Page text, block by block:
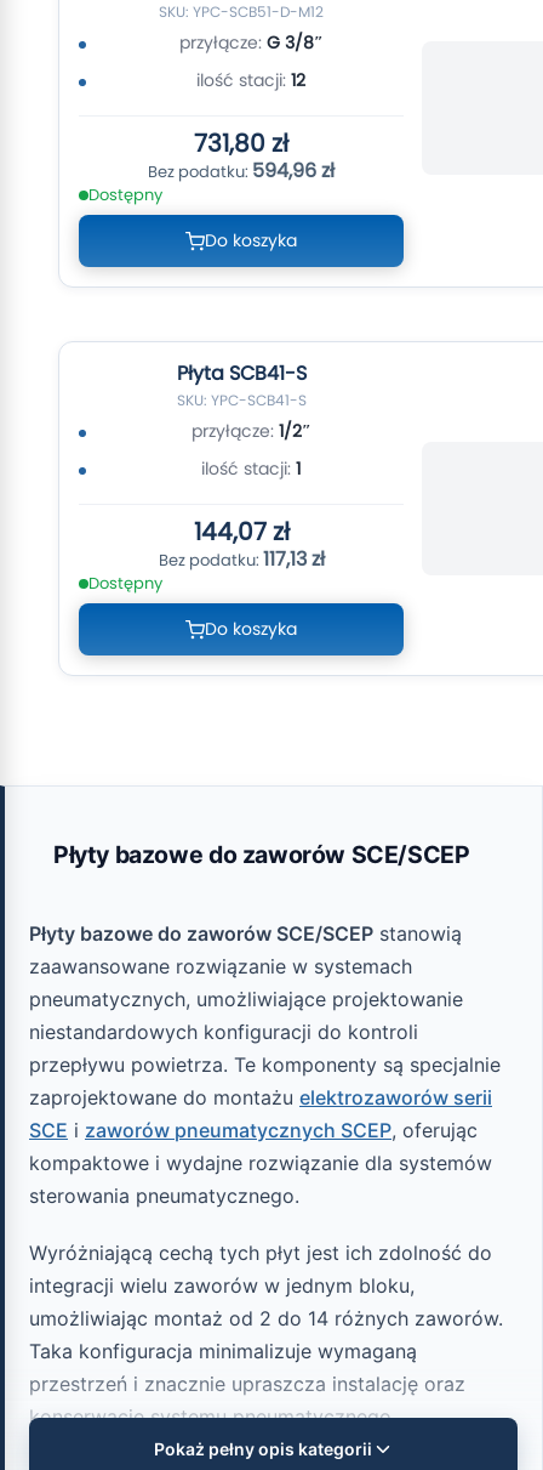
SKU: YPC-SCB51-D-M12
przyłącze: G 3/8″
ilość stacji: 12
731,80 zł
594,96 zł
Dostępny
Do koszyka
Płyta SCB41-S
SKU: YPC-SCB41-S
przyłącze: 1/2″
ilość stacji: 1
144,07 zł
117,13 zł
Dostępny
Do koszyka
Płyty bazowe do zaworów SCE/SCEP
Płyty bazowe do zaworów SCE/SCEP stanowią
zaawansowane rozwiązanie w systemach
pneumatycznych, umożliwiające projektowanie
niestandardowych konfiguracji do kontroli
przepływu powietrza. Te komponenty są specjalnie
zaprojektowane do montażu elektrozaworów serii
SCE i zaworów pneumatycznych SCEP, oferując
kompaktowe i wydajne rozwiązanie dla systemów
sterowania pneumatycznego.
Wyróżniającą cechą tych płyt jest ich zdolność do
integracji wielu zaworów w jednym bloku,
umożliwiając montaż od 2 do 14 różnych zaworów.
Taka konfiguracja minimalizuje wymaganą
przestrzeń i znacznie upraszcza instalację oraz
konserwację systemu pneumatycznego,
zmniejszając liczbę połączeń i potencjalnych
Pokaż pełny opis kategorii